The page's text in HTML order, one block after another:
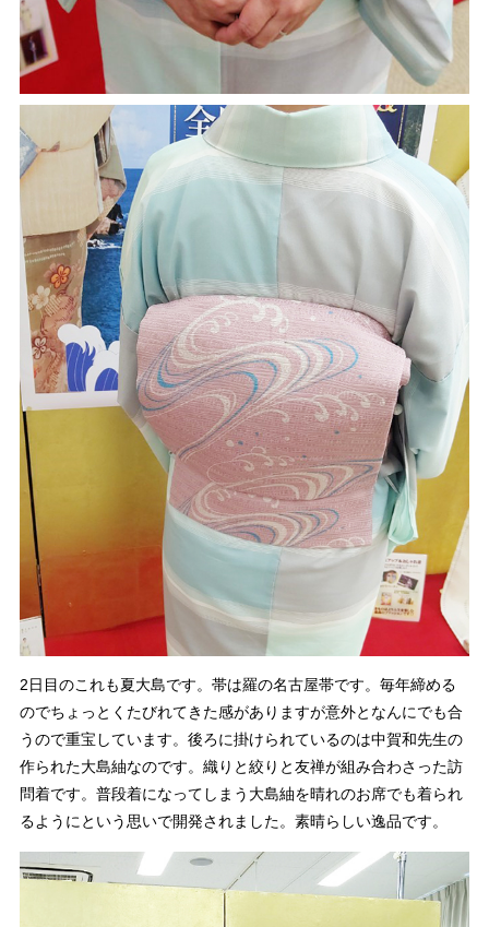
2日目のこれも夏大島です。帯は羅の名古屋帯です。毎年締める
のでちょっとくたびれてきた感がありますが意外となんにでも合
うので重宝しています。後ろに掛けられているのは中賀和先生の
作られた大島紬なのです。織りと絞りと友禅が組み合わさった訪
問着です。普段着になってしまう大島紬を晴れのお席でも着られ
るようにという思いで開発されました。素晴らしい逸品です。